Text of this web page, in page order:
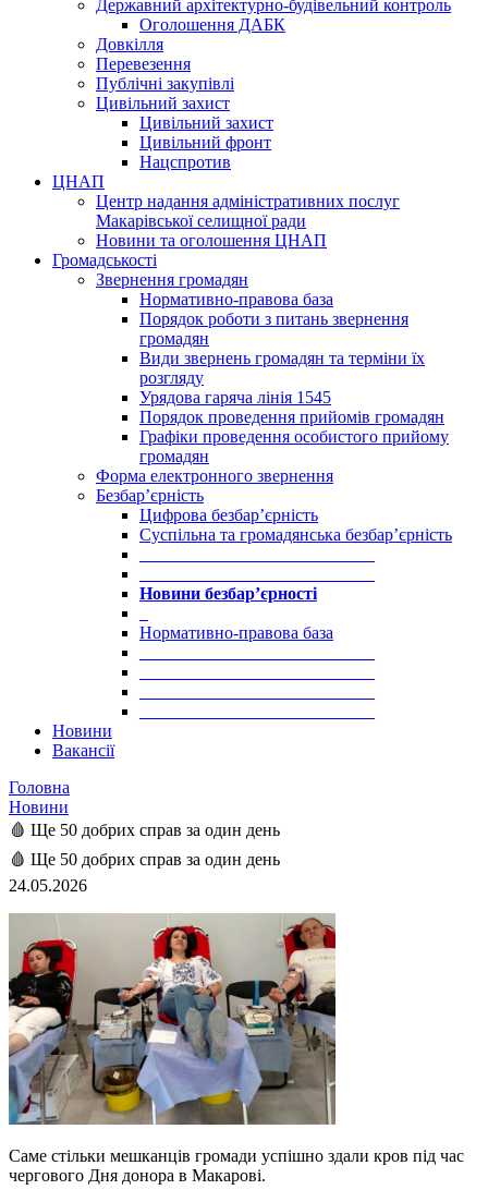
Державний архітектурно-будівельний контроль
Оголошення ДАБК
Довкілля
Перевезення
Публічні закупівлі
Цивільний захист
Цивільний захист
Цивільний фронт
Нацспротив
ЦНАП
Центр надання адміністративних послуг
Макарівської селищної ради
Новини та оголошення ЦНАП
Громадськості
Звернення громадян
Нормативно-правова база
Порядок роботи з питань звернення
громадян
Види звернень громадян та терміни їх
розгляду
Урядова гаряча лінія 1545
Порядок проведення прийомів громадян
Графіки проведення особистого прийому
громадян
Форма електронного звернення
Безбар’єрність
Цифрова безбар’єрність
Суспільна та громадянська безбар’єрність
Новини безбар’єрності
Нормативно-правова база
Новини
Вакансії
Головна
Новини
🩸 Ще 50 добрих справ за один день
🩸 Ще 50 добрих справ за один день
24.05.2026
Саме стільки мешканців громади успішно здали кров під час
чергового Дня донора в Макарові.